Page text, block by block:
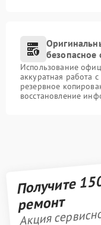
Использование
аккуратная работа
резервное
восстановление
Получите
ремонт
Акция